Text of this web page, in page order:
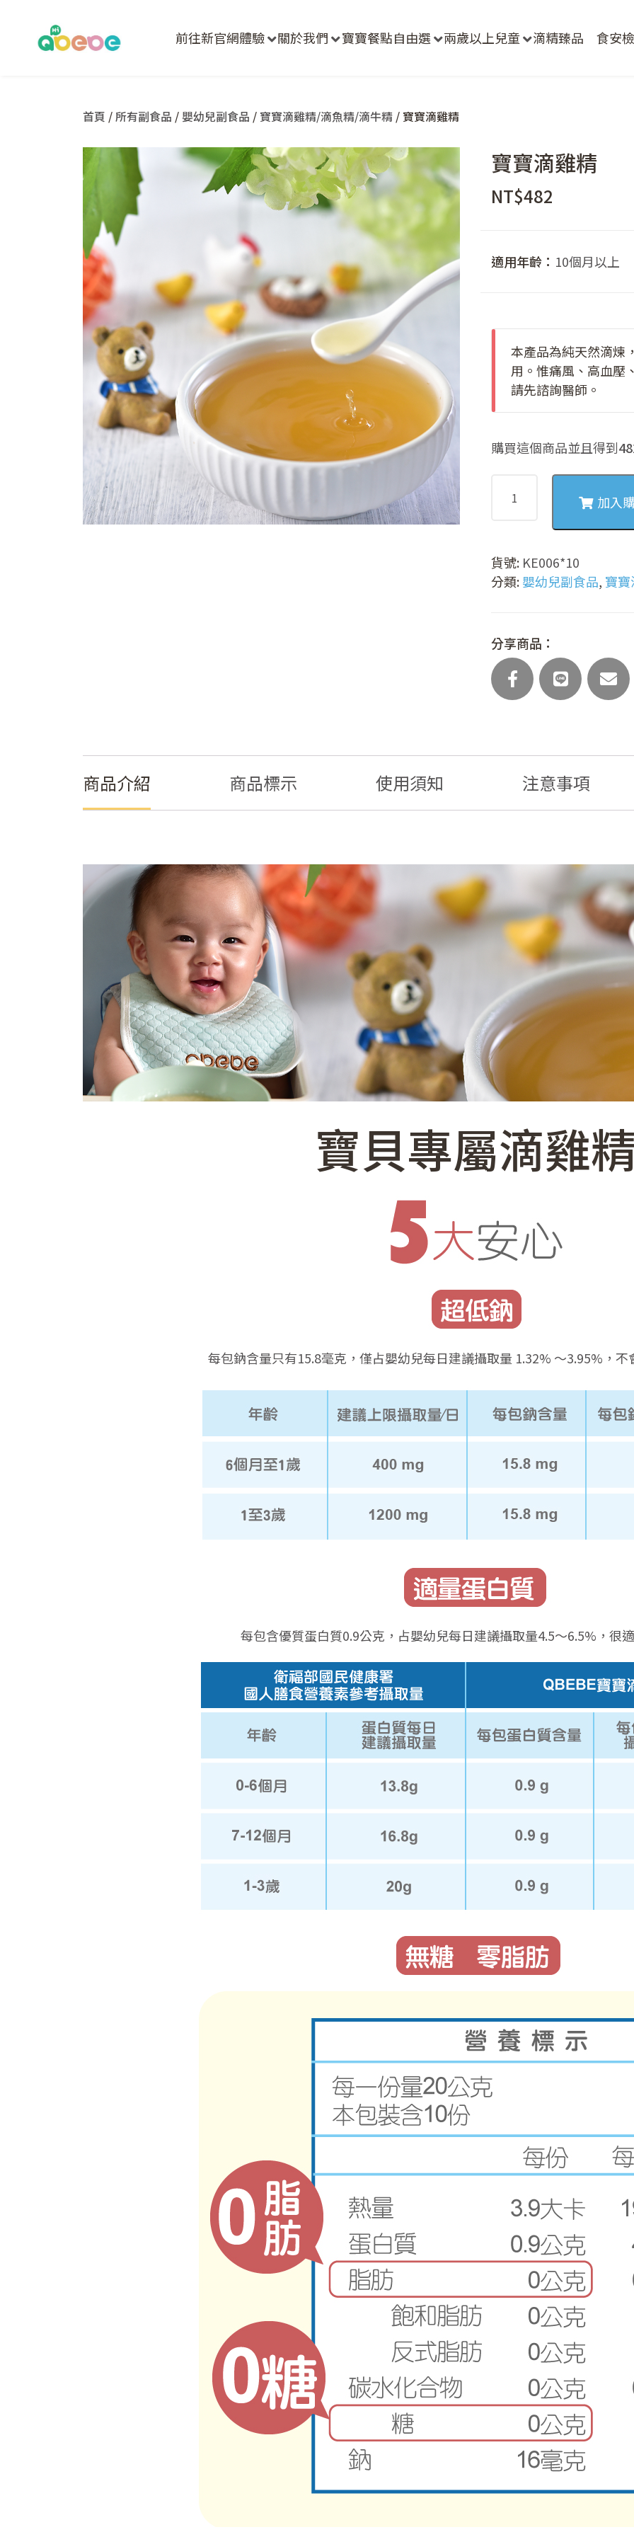
前往新官網體驗 關於我們 寶寶餐點自由選 兩歲以上兒童 滴精臻品 食安
首頁 /所有副食品 / 嬰幼兒副食品 / 寶寶滴雞精/滴魚精/滴牛精 / 寶寶滴雞精
寶寶滴雞精
NT$482
適用年齡： 10個月以上
本產品為純天然滴煉
用。惟痛風、高血壓
請先諮詢醫師。
購買這個商品並且得到
數
量
加入
貨號: KE006*10
分類:嬰幼兒副食品, 寶
分享商品：
商品介紹 商品標示 使用須知 注意事項
寶貝專屬滴雞
每包鈉含量只有15.8毫克，僅占嬰幼兒每日建議攝取量 1.32% ～3.95%，
每包含優質蛋白質0.9公克，占嬰幼兒每日建議攝取量4.5～6.5%，很